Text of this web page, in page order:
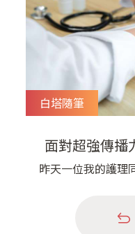
白塔隨筆
面對超強傳播
吧
昨天一位我的護理
之後就比較好了，